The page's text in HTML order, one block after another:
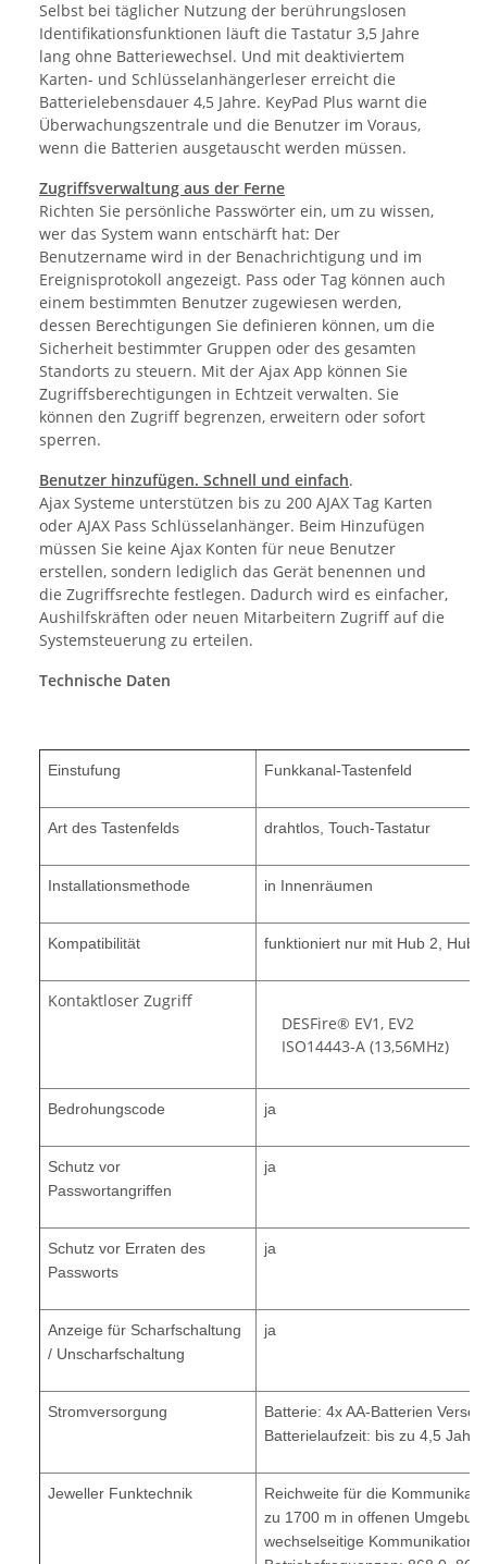
Selbst bei täglicher Nutzung der berührungslosen
Identifikationsfunktionen läuft die Tastatur 3,5 Jahre
lang ohne Batteriewechsel. Und mit deaktiviertem
Karten- und Schlüsselanhängerleser erreicht die
Batterielebensdauer 4,5 Jahre. KeyPad Plus warnt die
Überwachungszentrale und die Benutzer im Voraus,
wenn die Batterien ausgetauscht werden müssen.
Zugriffsverwaltung aus der Ferne
Richten Sie persönliche Passwörter ein, um zu wissen,
wer das System wann entschärft hat: Der
Benutzername wird in der Benachrichtigung und im
Ereignisprotokoll angezeigt. Pass oder Tag können auch
einem bestimmten Benutzer zugewiesen werden,
dessen Berechtigungen Sie definieren können, um die
Sicherheit bestimmter Gruppen oder des gesamten
Standorts zu steuern. Mit der Ajax App können Sie
Zugriffsberechtigungen in Echtzeit verwalten. Sie
können den Zugriff begrenzen, erweitern oder sofort
sperren.
Benutzer hinzufügen. Schnell und einfach.
Ajax Systeme unterstützen bis zu 200 AJAX Tag Karten
oder AJAX Pass Schlüsselanhänger. Beim Hinzufügen
müssen Sie keine Ajax Konten für neue Benutzer
erstellen, sondern lediglich das Gerät benennen und
die Zugriffsrechte festlegen. Dadurch wird es einfacher,
Aushilfskräften oder neuen Mitarbeitern Zugriff auf die
Systemsteuerung zu erteilen.
Technische Daten
Einstufung Funkkanal-Tastenfeld
Art des Tastenfelds drahtlos, Touch-Tastatur
Installationsmethode in Innenräumen
Kompatibilität funktioniert nur mit Hub 2, Hub
Kontaktloser Zugriff
DESFire® EV1, EV2
ISO14443-A (13,56MHz)
Bedrohungscode ja
Schutz vor
Passwortangriffen
ja
Schutz vor Erraten des
Passworts
ja
Anzeige für Scharfschaltung
/ Unscharfschaltung
ja
Stromversorgung
Batterie: 4x AA-Batterien
Batterielaufzeit: bis zu 4,5 Jahre
Jeweller Funktechnik
Reichweite für die
zu 1700 m in offenen
wechselseitige Kommunikation